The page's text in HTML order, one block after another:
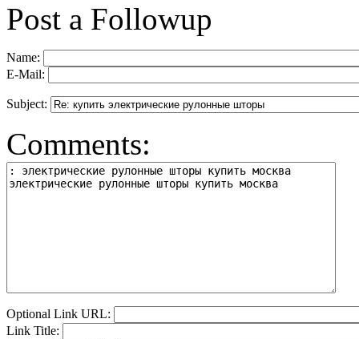
Post a Followup
Name:
E-Mail:
Subject:
Comments:
Optional Link URL:
Link Title: